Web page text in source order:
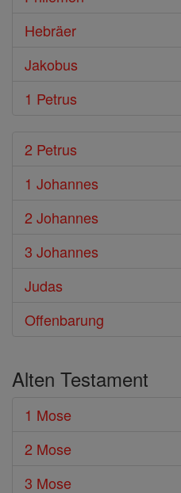
Hebräer
Jakobus
1 Petrus
2 Petrus
1 Johannes
2 Johannes
3 Johannes
Judas
Offenbarung
Alten Testament
1 Mose
2 Mose
3 Mose